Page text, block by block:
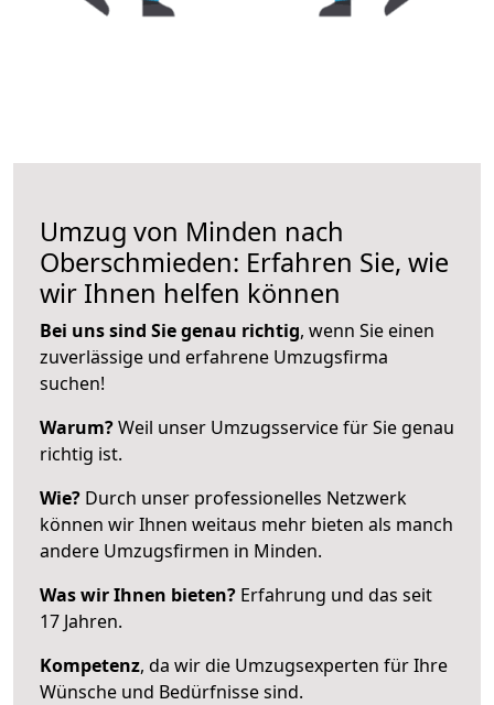
Umzug von Minden nach
Oberschmieden: Erfahren Sie, wie
wir Ihnen helfen können
Bei uns sind Sie genau richtig, wenn Sie einen
zuverlässige und erfahrene Umzugsfirma
suchen!
Warum?Weil unser Umzugsservice für Sie genau
richtig ist.
Wie? Durch unser professionelles Netzwerk
können wir Ihnen weitaus mehr bieten als manch
andere Umzugsfirmen in Minden.
Was wir Ihnen bieten? Erfahrung und das seit
17 Jahren.
Kompetenz, da wir die Umzugsexperten für Ihre
Wünsche und Bedürfnisse sind.